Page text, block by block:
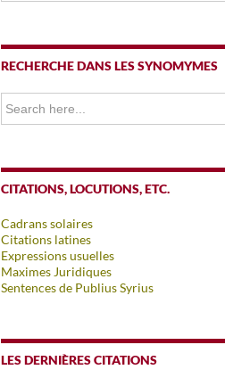
RECHERCHE DANS LES SYNOMYMES
Search
for:
CITATIONS, LOCUTIONS, ETC.
Cadrans solaires
Citations latines
Expressions usuelles
Maximes Juridiques
Sentences de Publius Syrius
LES DERNIÈRES CITATIONS